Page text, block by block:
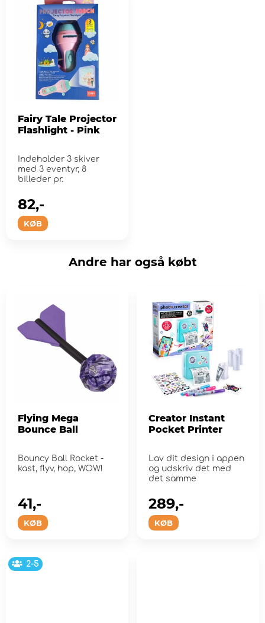
Fairy Tale Projector
Flashlight - Pink
Indeholder 3 skiver
med 3 eventyr, 8
billeder pr.
KØB
82,-
Andre har også købt
Flying Mega
Bounce Ball
Bouncy Ball Rocket -
kast, flyv, hop, WOW!
KØB
41,-
Creator Instant
Pocket Printer
Lav dit design i appen
og udskriv det med
det samme
KØB
289,-
2-5